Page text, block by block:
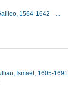
1564-1642
...
Ismael, 1605-1691